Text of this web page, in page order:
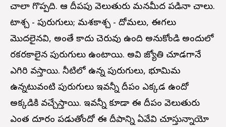
చాలా గొప్పది. ఆ దీపపు వెలుతురు మనమీద పడినా చాలు.
కీటాశ్చ - పురుగులు; మశకాశ్చ - దోమలు, ఈగలు
మొదలైనవి, అంతే కాదు చెరువు ఉంది అనుకోండి అందులో
రకరకాలైన పురుగులు ఉంటాయి. అవి జ్యోతి చూడగానే
ఎగిరి వస్తాయి. నీటిలో ఉన్న పురుగులు, భూమిమ
ఉన్నటువంటి పురుగులు ఇవన్నీ దీపం ఎక్కడ ఉందో
అక్కడికి వచ్చేస్తాయి. ఇవన్నీ కూడా ఈ దీపం వెలుతురు
ఎంత దూరం పడుతోందో ఈ దీపాన్ని ఏవేవి చూస్తున్నాయో